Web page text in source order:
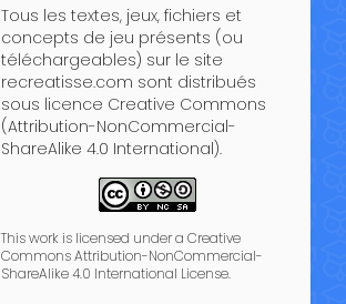
Tous les textes, jeux, fichiers et
concepts de jeu présents (ou
téléchargeables) sur le site
recreatisse.com sont distribués
sous licence Creative Commons
(Attribution-NonCommercial-
ShareAlike 4.0 International).
This work is licensed under a Creative
Commons Attribution-NonCommercial-
ShareAlike 4.0 International License.